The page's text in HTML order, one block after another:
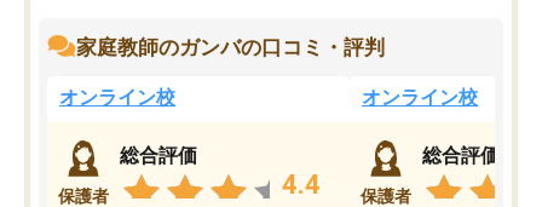
家庭教師のガンバの口コミ・評判
オンライン校
保護者
総合評価
4.4
オンライン校
保護者
総合評価